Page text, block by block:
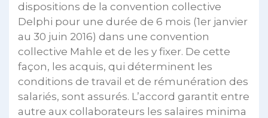
dispositions de la convention collective
Delphi pour une durée de 6 mois (1er janvier
au 30 juin 2016) dans une convention
collective Mahle et de les y fixer. De cette
façon, les acquis, qui déterminent les
conditions de travail et de rémunération des
salariés, sont assurés. L’accord garantit entre
autre aux collaborateurs les salaires minima